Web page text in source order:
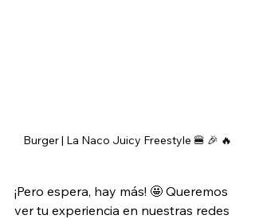
Burger | La Naco Juicy Freestyle 🍔 🎉 🔥
¡Pero espera, hay más! 🤩 Queremos
ver tu experiencia en nuestras redes